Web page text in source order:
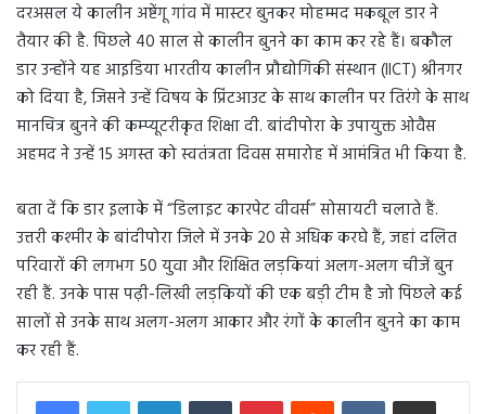
दरअसल ये कालीन अष्टेंगू गांव में मास्टर बुनकर मोहम्मद मकबूल डार ने
तैयार की है. पिछले 40 साल से कालीन बुनने का काम कर रहे हैं। बकौल
डार उन्होंने यह आइडिया भारतीय कालीन प्रौद्योगिकी संस्थान (IICT) श्रीनगर
को दिया है, जिसने उन्हें विषय के प्रिंटआउट के साथ कालीन पर तिरंगे के साथ
मानचित्र बुनने की कम्प्यूटरीकृत शिक्षा दी. बांदीपोरा के उपायुक्त ओवैस
अहमद ने उन्हें 15 अगस्त को स्वतंत्रता दिवस समारोह में आमंत्रित भी किया है.
बता दें कि डार इलाके में “डिलाइट कारपेट वीवर्स” सोसायटी चलाते हैं.
उत्तरी कश्मीर के बांदीपोरा जिले में उनके 20 से अधिक करघे हैं, जहां दलित
परिवारों की लगभग 50 युवा और शिक्षित लड़कियां अलग-अलग चीजें बुन
रही हैं. उनके पास पढ़ी-लिखी लड़कियों की एक बड़ी टीम है जो पिछले कई
सालों से उनके साथ अलग-अलग आकार और रंगों के कालीन बुनने का काम
कर रही हैं.
LinkedInTumblr PinterestReddit VKontakteShare via Email